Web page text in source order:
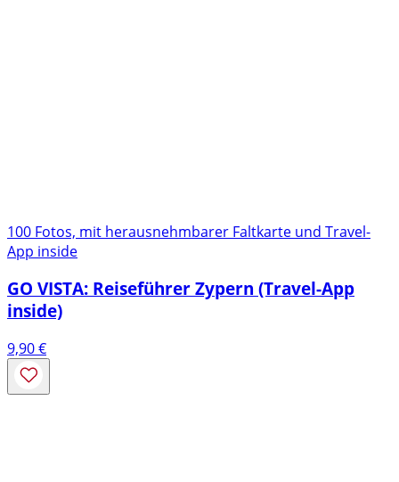
100 Fotos, mit herausnehmbarer Faltkarte und Travel-
App inside
GO VISTA: Reiseführer Zypern (Travel-App
inside)
9,90€